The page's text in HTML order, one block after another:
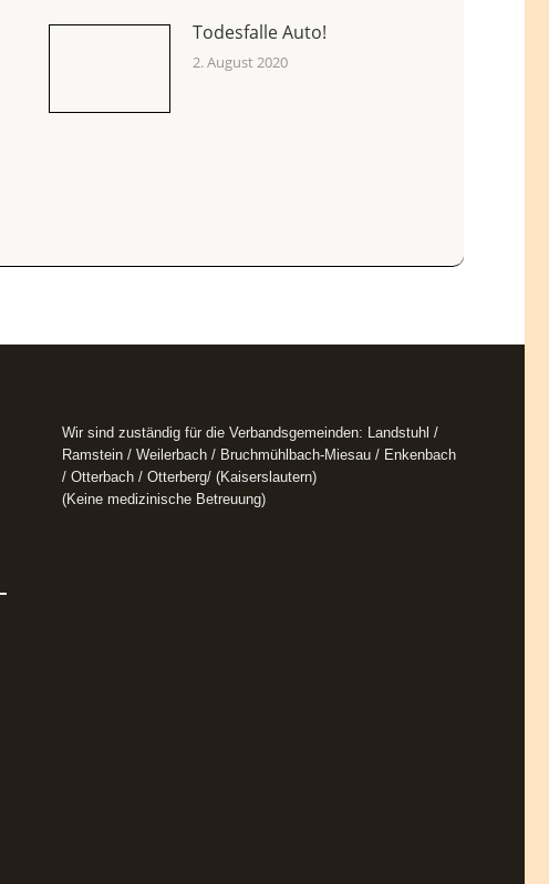
Todesfalle Auto!
2. August 2020
Wir sind zuständig für die Verbandsgemeinden: Landstuhl /
Ramstein / Weilerbach / Bruchmühlbach-Miesau / Enkenbach
/ Otterbach / Otterberg/ (Kaiserslautern)
(Keine medizinische Betreuung)